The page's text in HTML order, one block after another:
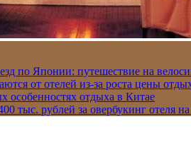
по Японии: путешествие на
от отелей из-за роста цены
особенностях отдыха в Китае
тыс. рублей за овербукинг отеля